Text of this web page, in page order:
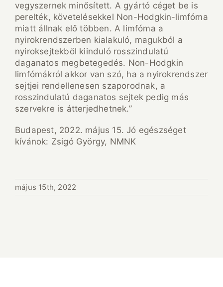
vegyszernek minősített. A gyártó céget be is
perelték, követelésekkel Non-Hodgkin-limfóma
miatt állnak elő többen. A limfóma a
nyirokrendszerben kialakuló, magukból a
nyiroksejtekből kiinduló rosszindulatú
daganatos megbetegedés. Non-Hodgkin
limfómákról akkor van szó, ha a nyirokrendszer
sejtjei rendellenesen szaporodnak, a
rosszindulatú daganatos sejtek pedig más
szervekre is átterjedhetnek.”
Budapest, 2022. május 15. Jó egészséget
kívánok: Zsigó György, NMNK
május 15th, 2022